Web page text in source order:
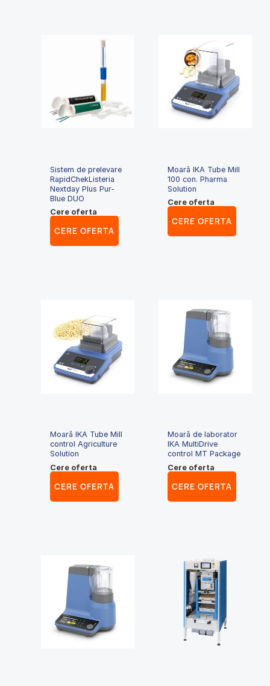
Sistem de prelevare
RapidChekListeria
Nextday Plus Pur-
Blue DUO
Cere oferta
CERE OFERTA
Moară IKA Tube Mill
100 con. Pharma
Solution
Cere oferta
CERE OFERTA
Moară IKA Tube Mill
control Agriculture
Solution
Cere oferta
CERE OFERTA
Moară de laborator
IKA MultiDrive
control MT Package
Cere oferta
CERE OFERTA